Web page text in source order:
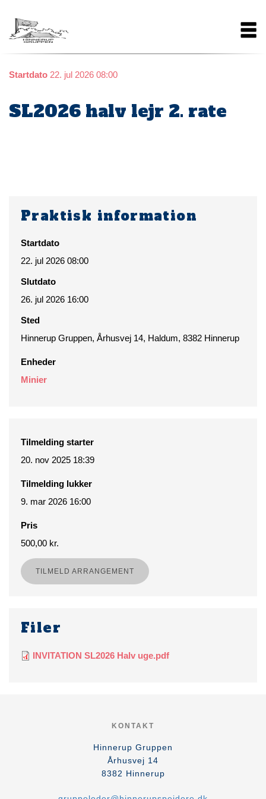
hovedindhold
Main
navigation
Startdato 22. jul 2026 08:00
SL2026 halv lejr 2. rate
Praktisk information
Startdato
22. jul 2026 08:00
Slutdato
26. jul 2026 16:00
Sted
Hinnerup Gruppen, Århusvej 14, Haldum, 8382 Hinnerup
Enheder
Minier
Tilmelding starter
20. nov 2025 18:39
Tilmelding lukker
9. mar 2026 16:00
Pris
500,00 kr.
TILMELD ARRANGEMENT
Filer
INVITATION SL2026 Halv uge.pdf
KONTAKT
Hinnerup Gruppen
Århusvej 14
8382 Hinnerup